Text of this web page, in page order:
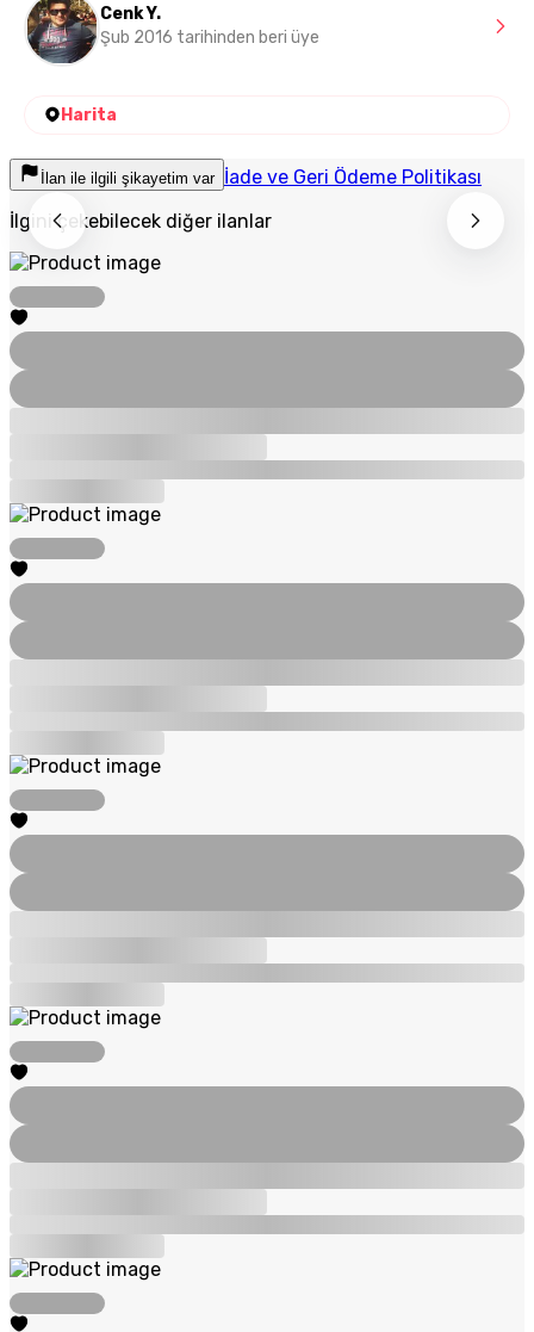
Cenk Y.
Şub 2016 tarihinden beri üye
Harita
İlan ile ilgili şikayetim var İade ve Geri Ödeme Politikası
İlgini çekebilecek diğer ilanlar